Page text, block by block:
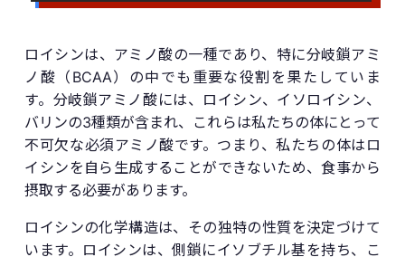
ロイシンは、アミノ酸の一種であり、特に分岐鎖アミ
ノ酸（BCAA）の中でも重要な役割を果たしていま
す。分岐鎖アミノ酸には、ロイシン、イソロイシン、
バリンの3種類が含まれ、これらは私たちの体にとって
不可欠な必須アミノ酸です。つまり、私たちの体はロ
イシンを自ら生成することができないため、食事から
摂取する必要があります。
ロイシンの化学構造は、その独特の性質を決定づけて
います。ロイシンは、側鎖にイソブチル基を持ち、こ